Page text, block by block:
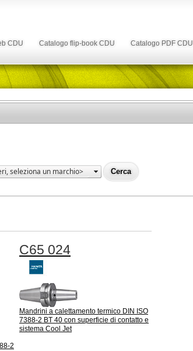
CDU Catalogo flip-book CDU Catalogo PDF CDU
2
C65 024
Mandrini a calettamento termico DIN ISO
7388-2 BT 40 con superficie di contatto e
sistema Cool Jet